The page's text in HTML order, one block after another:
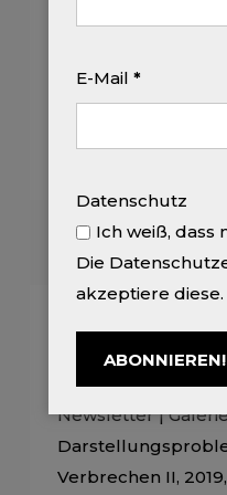
Rode & Johannes
Unter...
Read More
Newsletter | Galerie
Verbrechen II,
E-Mail *
Datenschutz
Ich weiß, dass
Die
akzeptiere diese.